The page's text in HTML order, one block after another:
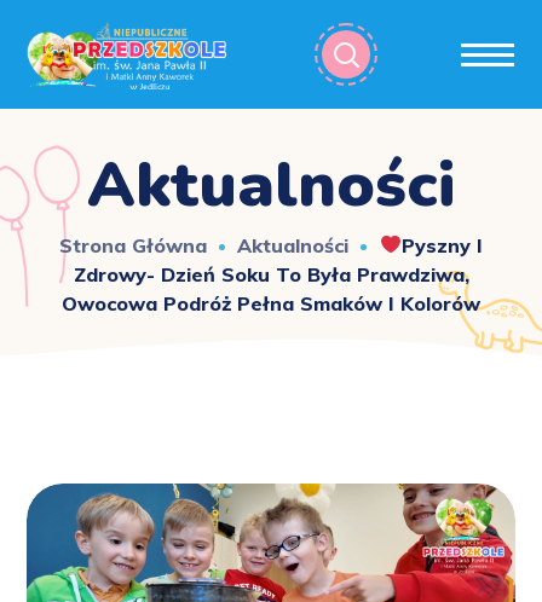
Aktualności
Strona Główna Aktualności
Pyszny I
Zdrowy- Dzień Soku To Była Prawdziwa,
Owocowa Podróż Pełna Smaków I Kolorów